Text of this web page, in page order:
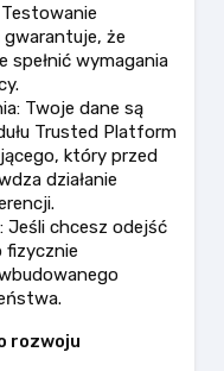
że
spełnić wymagania
Twoje dane są
Trusted Platform
który przed
działanie
Jeśli chcesz odejść
fizycznie
rozwoju